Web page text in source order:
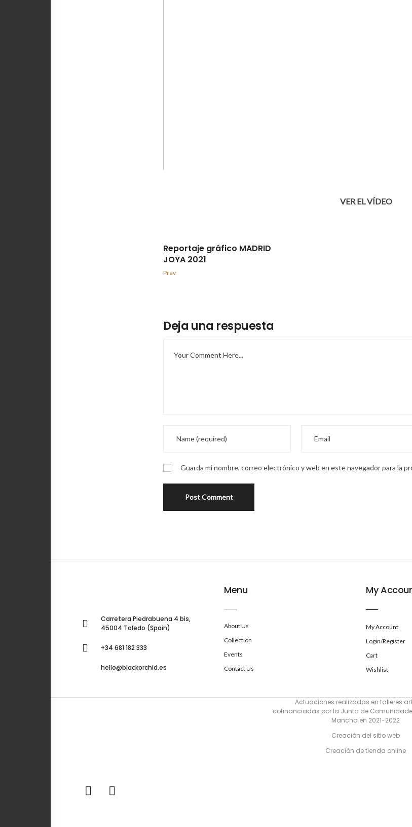
VER EL VÍDEO
Prev
Reportaje gráfico MADRID
JOYA 2021
Deja una respuesta
Guarda mi nombre, correo electrónico y web en este navegador para la
Carretera Piedrabuena 4 bis,
45004 Toledo (Spain)
+34 681 182 333
hello@blackorchid.es
Menu
About Us
Collection
Events
Contact Us
My
My Account
Login/Register
Cart
Wishlist
Actuaciones realizadas en talleres
cofinanciadas por la Junta de
Mancha en 2021-2022
Creación del sitio web
Creación de tienda online